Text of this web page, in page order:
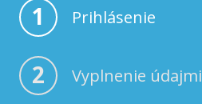
1 Prihlásenie
2 Vyplnenie údajmi